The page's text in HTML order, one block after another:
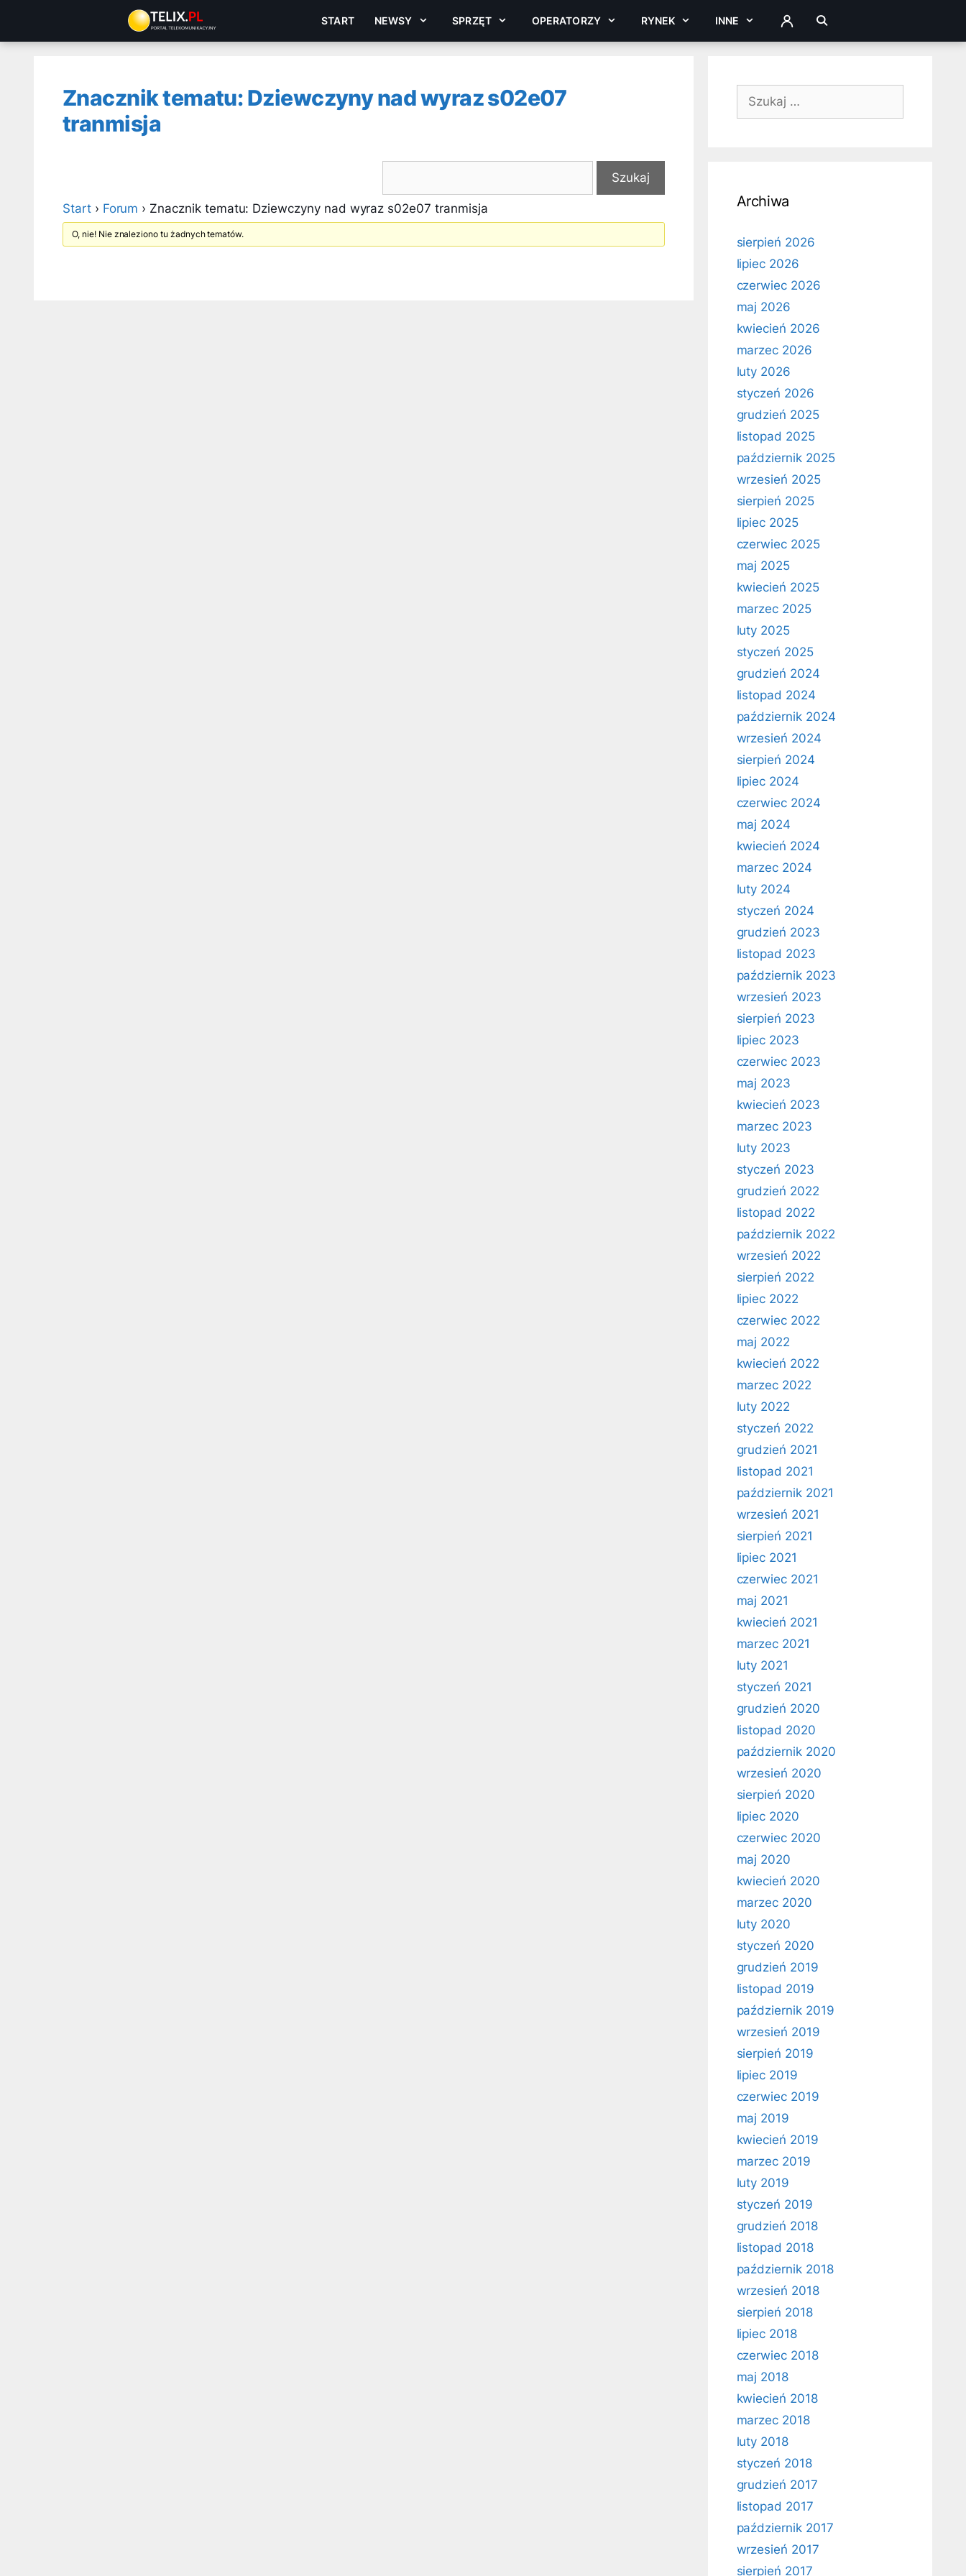
treści
START NEWSY SPRZĘT OPERATORZY RYNEK INNE ZALOGUJ
Znacznik tematu: Dziewczyny nad wyraz s02e07
tranmisja
Start › Forum › Znacznik tematu: Dziewczyny nad wyraz s02e07 tranmisja
O, nie! Nie znaleziono tu żadnych tematów.
Szukaj:
Archiwa
sierpień 2026
lipiec 2026
czerwiec 2026
maj 2026
kwiecień 2026
marzec 2026
luty 2026
styczeń 2026
grudzień 2025
listopad 2025
październik 2025
wrzesień 2025
sierpień 2025
lipiec 2025
czerwiec 2025
maj 2025
kwiecień 2025
marzec 2025
luty 2025
styczeń 2025
grudzień 2024
listopad 2024
październik 2024
wrzesień 2024
sierpień 2024
lipiec 2024
czerwiec 2024
maj 2024
kwiecień 2024
marzec 2024
luty 2024
styczeń 2024
grudzień 2023
listopad 2023
październik 2023
wrzesień 2023
sierpień 2023
lipiec 2023
czerwiec 2023
maj 2023
kwiecień 2023
marzec 2023
luty 2023
styczeń 2023
grudzień 2022
listopad 2022
październik 2022
wrzesień 2022
sierpień 2022
lipiec 2022
czerwiec 2022
maj 2022
kwiecień 2022
marzec 2022
luty 2022
styczeń 2022
grudzień 2021
listopad 2021
październik 2021
wrzesień 2021
sierpień 2021
lipiec 2021
czerwiec 2021
maj 2021
kwiecień 2021
marzec 2021
luty 2021
styczeń 2021
grudzień 2020
listopad 2020
październik 2020
wrzesień 2020
sierpień 2020
lipiec 2020
czerwiec 2020
maj 2020
kwiecień 2020
marzec 2020
luty 2020
styczeń 2020
grudzień 2019
listopad 2019
październik 2019
wrzesień 2019
sierpień 2019
lipiec 2019
czerwiec 2019
maj 2019
kwiecień 2019
marzec 2019
luty 2019
styczeń 2019
grudzień 2018
listopad 2018
październik 2018
wrzesień 2018
sierpień 2018
lipiec 2018
czerwiec 2018
maj 2018
kwiecień 2018
marzec 2018
luty 2018
styczeń 2018
grudzień 2017
listopad 2017
październik 2017
wrzesień 2017
sierpień 2017